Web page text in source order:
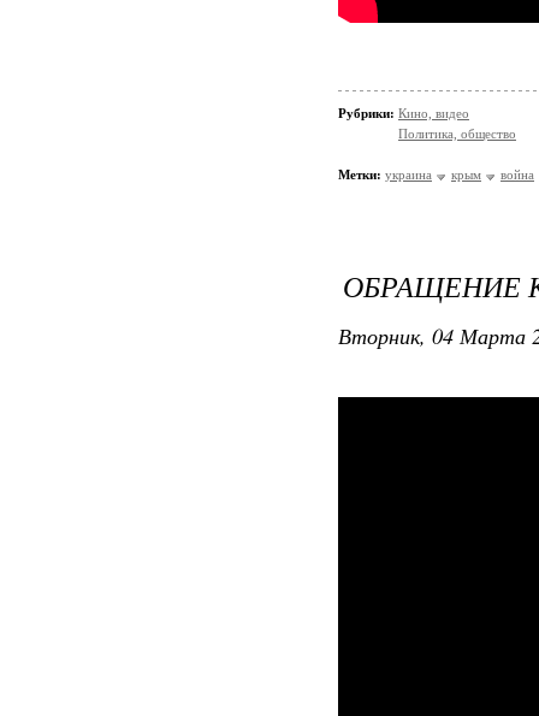
Рубрики: Кино, видео
Политика, общество
Метки: украина крым война
ОБРАЩЕНИЕ
Вторник, 04 Марта